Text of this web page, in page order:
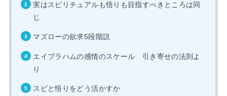
実はスピリチュアルも悟りも目指すべきところは同
じ
マズローの欲求5段階説
エイブラハムの感情のスケール 引き寄せの法則よ
り
スピと悟りをどう活かすか